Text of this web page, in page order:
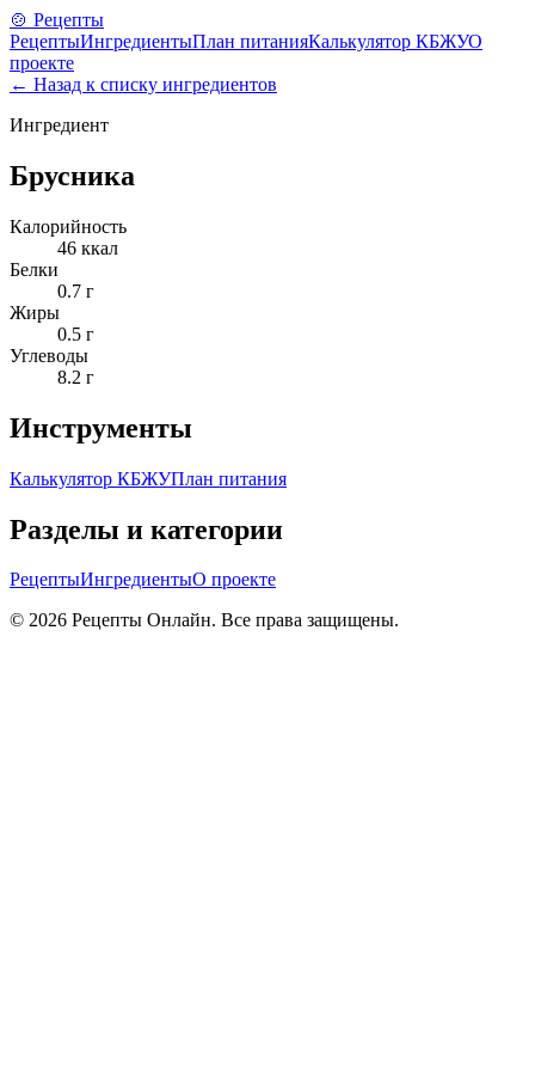
🍲 Рецепты
РецептыИнгредиентыПлан питанияКалькулятор КБЖУО
проекте
← Назад к списку ингредиентов
Ингредиент
Брусника
Калорийность
46 ккал
Белки
0.7 г
Жиры
0.5 г
Углеводы
8.2 г
Инструменты
Калькулятор КБЖУПлан питания
Разделы и категории
РецептыИнгредиентыО проекте
© 2026 Рецепты Онлайн. Все права защищены.